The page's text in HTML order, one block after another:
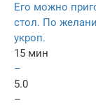
Его можно
стол. По
укроп.
15 мин
–
5.0
–